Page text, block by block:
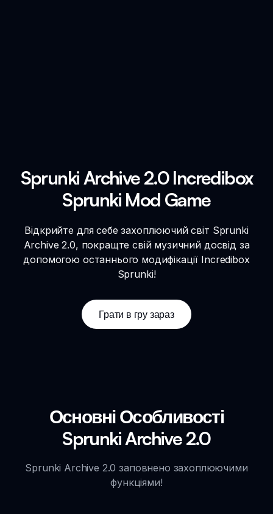
Sprunki Archive 2.0 Incredibox
Sprunki Mod Game
Відкрийте для себе захоплюючий світ Sprunki
Archive 2.0, покращте свій музичний досвід за
допомогою останнього модифікації Incredibox
Sprunki!
Грати в гру зараз
Основні Особливості
Sprunki Archive 2.0
Sprunki Archive 2.0 заповнено захоплюючими
функціями!